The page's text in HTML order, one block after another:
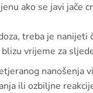
ako se javi jače
treba je nanijeti
vrijeme za
nanošenja
ili ozbiljne